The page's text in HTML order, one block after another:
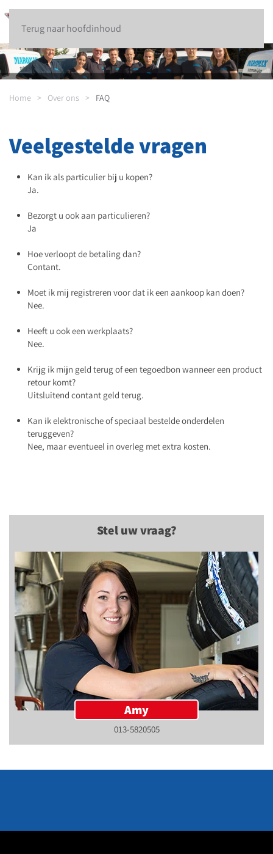
Terug naar hoofdinhoud
Home Over ons FAQ
Veelgestelde vragen
Kan ik als particulier bij u kopen?
Ja.
Bezorgt u ook aan particulieren?
Ja
Hoe verloopt de betaling dan?
Contant.
Moet ik mij registreren voor dat ik een aankoop kan doen?
Nee.
Heeft u ook een werkplaats?
Nee.
Krijg ik mijn geld terug of een tegoedbon wanneer een product
retour komt?
Uitsluitend contant geld terug.
Kan ik elektronische of speciaal bestelde onderdelen
teruggeven?
Nee, maar eventueel in overleg met extra kosten.
Stel uw vraag?
Amy
013-5820505